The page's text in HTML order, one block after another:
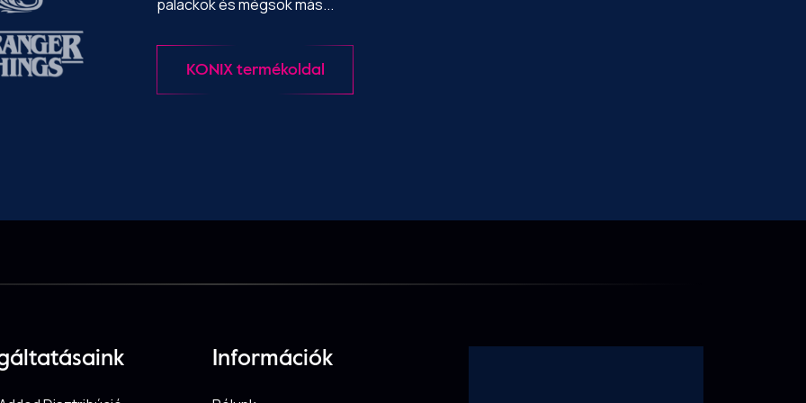
palackok és mégsok más...
KONIX termékoldal
Információk